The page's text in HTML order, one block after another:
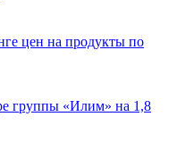
цен на продукты по
группы «Илим» на 1,8